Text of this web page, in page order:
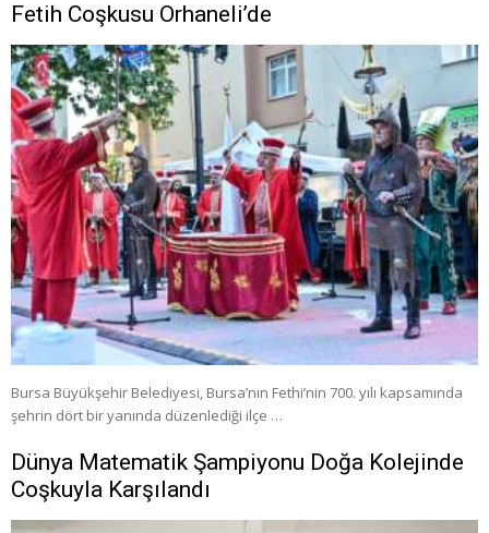
Fetih Coşkusu Orhaneli’de
Bursa Büyükşehir Belediyesi, Bursa’nın Fethi’nin 700. yılı kapsamında
şehrin dört bir yanında düzenlediği ilçe …
Dünya Matematik Şampiyonu Doğa Kolejinde
Coşkuyla Karşılandı